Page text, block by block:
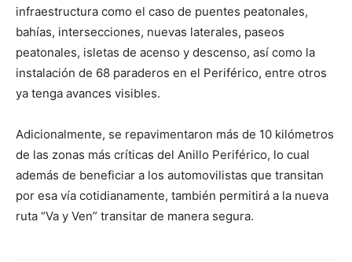
infraestructura como el caso de puentes peatonales,
bahías, intersecciones, nuevas laterales, paseos
peatonales, isletas de acenso y descenso, así como la
instalación de 68 paraderos en el Periférico, entre otros
ya tenga avances visibles.
Adicionalmente, se repavimentaron más de 10 kilómetros
de las zonas más críticas del Anillo Periférico, lo cual
además de beneficiar a los automovilistas que transitan
por esa vía cotidianamente, también permitirá a la nueva
ruta “Va y Ven” transitar de manera segura.